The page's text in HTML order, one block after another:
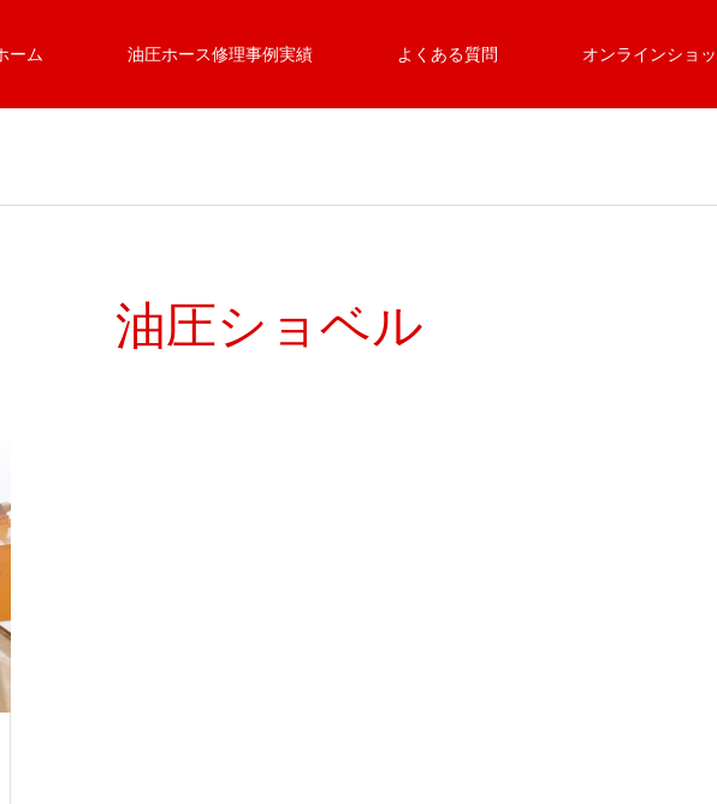
ーム 油圧ホース修理事例実績 よくある質問 オンラインショ
油圧ショベル